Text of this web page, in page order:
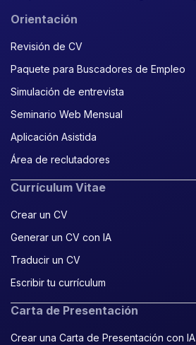
Orientación
Revisión de CV
Paquete para Buscadores de Empleo
Simulación de entrevista
Seminario Web Mensual
Aplicación Asistida
Área de reclutadores
Currículum Vitae
Crear un CV
Generar un CV con IA
Traducir un CV
Escribir tu currículum
Carta de Presentación
Crear una Carta de Presentación con IA